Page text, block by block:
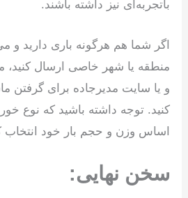
باتجربه‌ای نیز داشته باشند.
اگر شما هم هرگونه باری دارید و
منطقه یا شهر خاصی ارسال کنید،
و یا سایت مدیرجاده برای گرفتن
کنید. توجه داشته باشید که نوع
اساس وزن و حجم بار خود انتخاب
سخن نهایی: